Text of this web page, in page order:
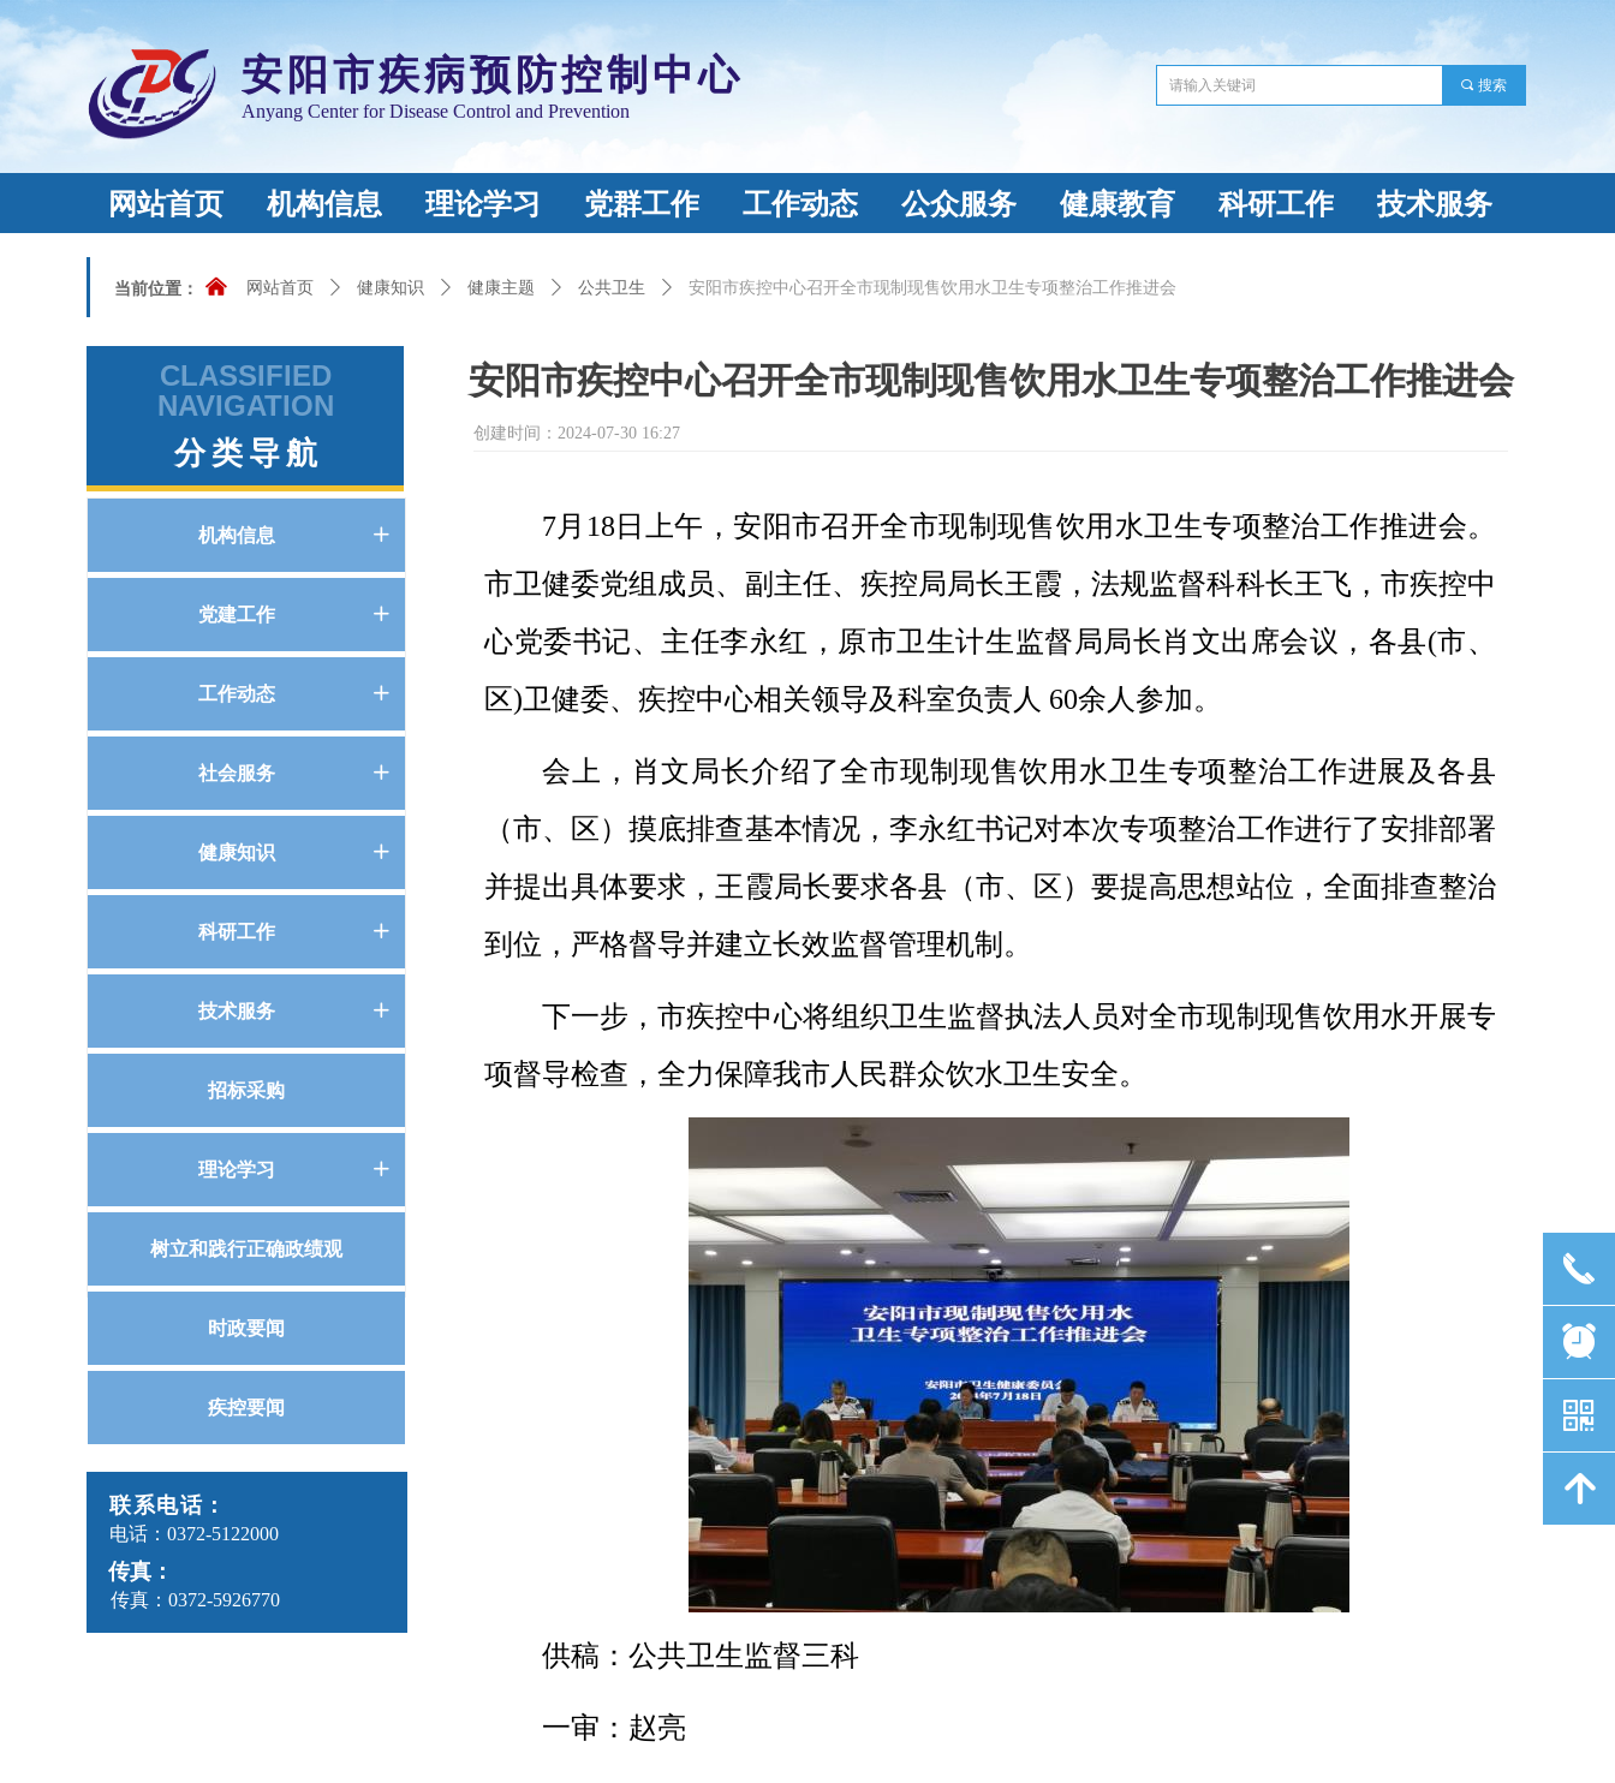
安阳市疾病预防控制中心
Anyang Center for Disease Control and Prevention
끠 搜索
网站首页 机构信息 理论学习 党群工作 工作动态 公众服务 健康教育 科研工作 技术服务
当前位置： 网站首页 ꄲ 健康知识 ꄲ 健康主题 ꄲ 公共卫生 ꄲ 安阳市疾控中心召开全市现制现售饮用水卫生专项整治工作推进会
낀
创建时间： 2024-07-30 16:27
安阳市疾控中心召开全市现制现售饮用水卫生专项整治工作推进会
7月18日上午，安阳市召开全市现制现售饮用水卫生专项整治工作推进会。
市卫健委党组成员、副主任、疾控局局长王霞，法规监督科科长王飞，市疾控中
心党委书记、主任李永红，原市卫生计生监督局局长肖文出席会议，各县(市、
区)卫健委、疾控中心相关领导及科室负责人 60余人参加。
会上，肖文局长介绍了全市现制现售饮用水卫生专项整治工作进展及各县
（市、区）摸底排查基本情况，李永红书记对本次专项整治工作进行了安排部署
并提出具体要求，王霞局长要求各县（市、区）要提高思想站位，全面排查整治
到位，严格督导并建立长效监督管理机制。
下一步，市疾控中心将组织卫生监督执法人员对全市现制现售饮用水开展专
项督导检查，全力保障我市人民群众饮水卫生安全。
供稿：公共卫生监督三科
一审：赵亮
联系电话：
传真： 0372-5926770
电话： 0372-5122000
传真：
分类导航
CLASSIFIED
NAVIGATION
ꄶ
机构信息
ꄶ
党建工作
ꄶ
工作动态
ꄶ
社会服务
ꄶ
健康知识
ꄶ
科研工作
ꄶ
技术服务
招标采购
ꄶ
理论学习
树立和践行正确政绩观
时政要闻
疾控要闻
끅
뀥
낃
녕